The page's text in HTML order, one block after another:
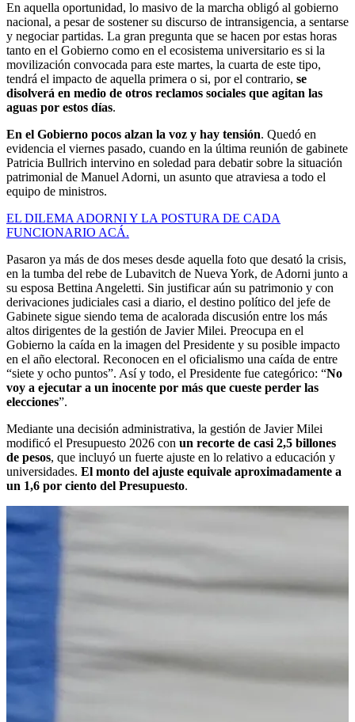
En aquella oportunidad, lo masivo de la marcha obligó al gobierno
nacional, a pesar de sostener su discurso de intransigencia, a sentarse
y negociar partidas. La gran pregunta que se hacen por estas horas
tanto en el Gobierno como en el ecosistema universitario es si la
movilización convocada para este martes, la cuarta de este tipo,
tendrá el impacto de aquella primera o si, por el contrario, se
disolverá en medio de otros reclamos sociales que agitan las
aguas por estos días.
En el Gobierno pocos alzan la voz y hay tensión. Quedó en
evidencia el viernes pasado, cuando en la última reunión de gabinete
Patricia Bullrich intervino en soledad para debatir sobre la situación
patrimonial de Manuel Adorni, un asunto que atraviesa a todo el
equipo de ministros.
EL DILEMA ADORNI Y LA POSTURA DE CADA
FUNCIONARIO ACÁ.
Pasaron ya más de dos meses desde aquella foto que desató la crisis,
en la tumba del rebe de Lubavitch de Nueva York, de Adorni junto a
su esposa Bettina Angeletti. Sin justificar aún su patrimonio y con
derivaciones judiciales casi a diario, el destino político del jefe de
Gabinete sigue siendo tema de acalorada discusión entre los más
altos dirigentes de la gestión de Javier Milei. Preocupa en el
Gobierno la caída en la imagen del Presidente y su posible impacto
en el año electoral. Reconocen en el oficialismo una caída de entre
“siete y ocho puntos”. Así y todo, el Presidente fue categórico: “No
voy a ejecutar a un inocente por más que cueste perder las
elecciones”.
Mediante una decisión administrativa, la gestión de Javier Milei
modificó el Presupuesto 2026 con un recorte de casi 2,5 billones
de pesos, que incluyó un fuerte ajuste en lo relativo a educación y
universidades. El monto del ajuste equivale aproximadamente a
un 1,6 por ciento del Presupuesto.